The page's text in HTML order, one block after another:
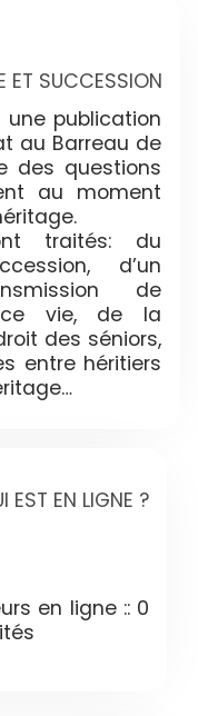
ET SUCCESSION
une publication
au Barreau de
des questions
au moment
traités: du
d’un
de
vie, de la
des séniors,
entre héritiers
EST EN LIGNE ?
en ligne :: 0